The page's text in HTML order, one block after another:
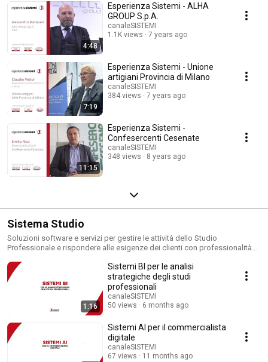
4:48
Esperienza Sistemi - ALHA
GROUP S.p.A.
canaleSISTEMI
1.1K views
7 years ago
7:19
Esperienza Sistemi - Unione
artigiani Provincia di Milano
canaleSISTEMI
384 views
7 years ago
11:15
Esperienza Sistemi -
Confesercenti Cesenate
canaleSISTEMI
348 views
8 years ago
Sistema Studio
Soluzioni software e servizi per gestire le attività dello Studio
Professionale e rispondere alle esigenze dei clienti con professionalità
1:16
Sistemi BI per le analisi
strategiche degli studi
professionali
canaleSISTEMI
50 views
6 months ago
Sistemi AI per il commercialista
digitale
canaleSISTEMI
67 views
11 months ago